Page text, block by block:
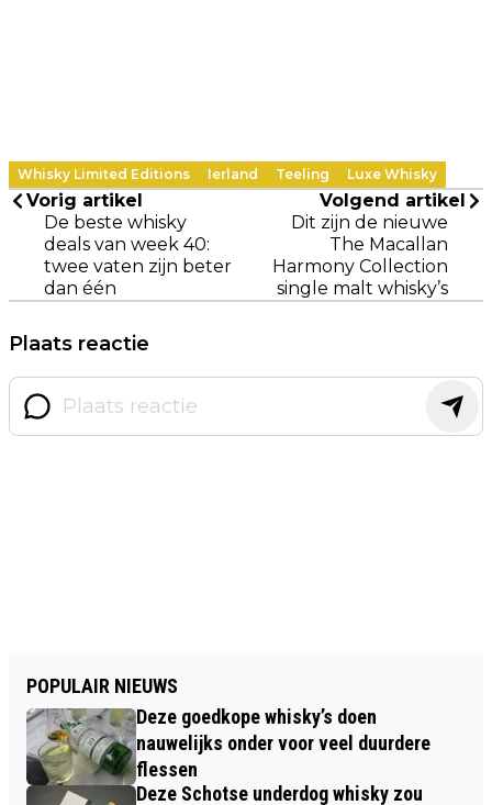
Whisky Limited Editions Ierland Teeling Luxe Whisky
Vorig artikel
De beste whisky
deals van week 40:
twee vaten zijn beter
dan één
Volgend artikel
Dit zijn de nieuwe
The Macallan
Harmony Collection
single malt whisky’s
Plaats reactie
POPULAIR NIEUWS
Deze goedkope whisky’s doen
nauwelijks onder voor veel duurdere
flessen
Deze Schotse underdog whisky zou